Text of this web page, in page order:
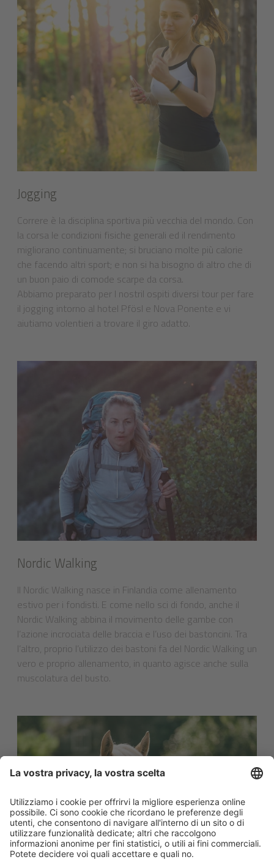
Jogging
Correre è la disciplina sportiva più vecchia del mondo. Con
la corsa le condizioni fisiche generali ed il rendimento
migliorano continuamente; si bruciano molte più calorie
che facendo altri sport; e non si ha bisogno di altro che di
un buon paio di comode scarpe da corsa.
Abbiamo preparato per I nostril ospiti diversi tour per fare
il jogging intorno al hotel Pfösl e Nova Ponente e vi
aiutiamo volentieri a trovare il giro adatto.
Nordic Walking
Il Nordic Walking nasce in Finlandia come allenamento
estivo per i fondisti. E come nello sci di fondo, anche il
Nordic Walking abbina il movimento delle gambe con
l’azione incrociata delle braccia e l’uso dei bastoncini. Tra
l’altro, proprio l’utilizzo dei bastoni fa del Nordic Walking un
vero e proprio allenamento, in quanto agisce anche sulla
muscolatura del busto.